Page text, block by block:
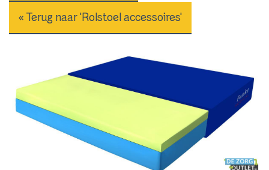
« Terug naar 'Rolstoel accessoires'